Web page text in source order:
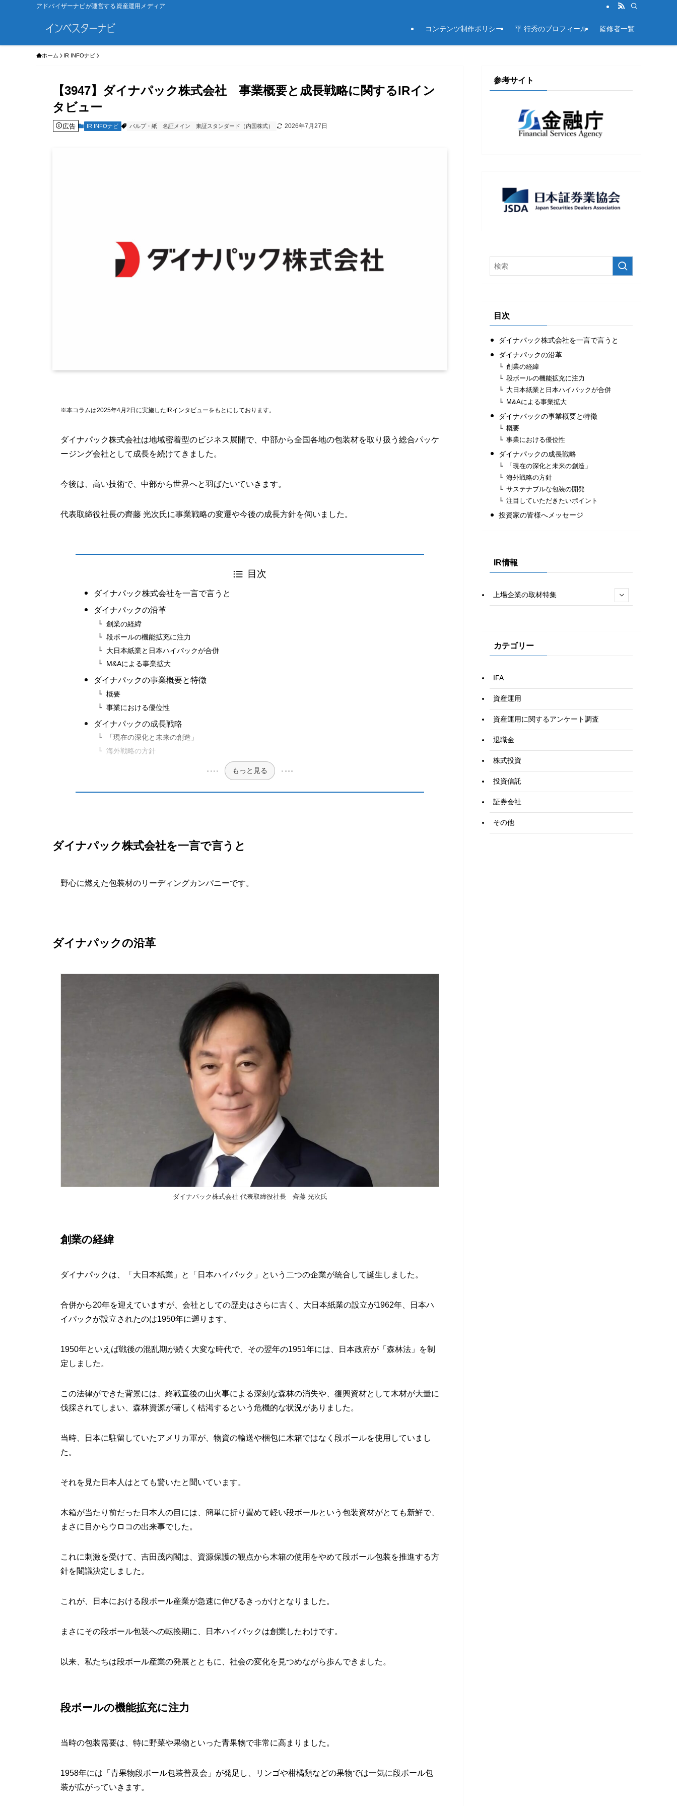
アドバイザーナビが運営する資産運用メディア
コンテンツ制作ポリシー 平 行秀のプロフィール 監修者一覧
ホーム IR INFOナビ
【3947】ダイナパック株式会社 事業概要と成長戦略に関するIRイン
タビュー
広告 IR INFOナビ パルプ・紙 名証メイン 東証スタンダード（内国株式） 2026年7月27日
※本コラムは2025年4月2日に実施したIRインタビューをもとにしております。
ダイナパック株式会社は地域密着型のビジネス展開で、中部から全国各地の包装材を取り扱う総合パッケ
ージング会社として成長を続けてきました。
今後は、高い技術で、中部から世界へと羽ばたいていきます。
代表取締役社長の齊藤 光次氏に事業戦略の変遷や今後の成長方針を伺いました。
目次
ダイナパック株式会社を一言で言うと
ダイナパックの沿革
創業の経緯
段ボールの機能拡充に注力
⼤⽇本紙業と⽇本ハイパックが合併
M&Aによる事業拡大
ダイナパックの事業概要と特徴
概要
事業における優位性
ダイナパックの成長戦略
「現在の深化と未来の創造」
海外戦略の方針
もっと見る
ダイナパック株式会社を一言で言うと
野心に燃えた包装材のリーディングカンパニーです。
ダイナパックの沿革
ダイナパック株式会社 代表取締役社長 齊藤 光次氏
創業の経緯
ダイナパックは、「大日本紙業」と「日本ハイパック」という二つの企業が統合して誕生しました。
合併から20年を迎えていますが、会社としての歴史はさらに古く、大日本紙業の設立が1962年、日本ハ
イパックが設立されたのは1950年に遡ります。
1950年といえば戦後の混乱期が続く大変な時代で、その翌年の1951年には、日本政府が「森林法」を制
定しました。
この法律ができた背景には、終戦直後の山火事による深刻な森林の消失や、復興資材として木材が大量に
伐採されてしまい、森林資源が著しく枯渇するという危機的な状況がありました。
当時、日本に駐留していたアメリカ軍が、物資の輸送や梱包に木箱ではなく段ボールを使用していまし
た。
それを見た日本人はとても驚いたと聞いています。
木箱が当たり前だった日本人の目には、簡単に折り畳めて軽い段ボールという包装資材がとても新鮮で、
まさに目からウロコの出来事でした。
これに刺激を受けて、吉田茂内閣は、資源保護の観点から木箱の使用をやめて段ボール包装を推進する方
針を閣議決定しました。
これが、日本における段ボール産業が急速に伸びるきっかけとなりました。
まさにその段ボール包装への転換期に、日本ハイパックは創業したわけです。
以来、私たちは段ボール産業の発展とともに、社会の変化を見つめながら歩んできました。
段ボールの機能拡充に注力
当時の包装需要は、特に野菜や果物といった青果物で非常に高まりました。
1958年には「青果物段ボール包装普及会」が発足し、リンゴや柑橘類などの果物では一気に段ボール包
装が広がっていきます。
参考サイト
目次
ダイナパック株式会社を一言で言うと
ダイナパックの沿革
創業の経緯
段ボールの機能拡充に注力
⼤⽇本紙業と⽇本ハイパックが合併
M&Aによる事業拡大
ダイナパックの事業概要と特徴
概要
事業における優位性
ダイナパックの成長戦略
「現在の深化と未来の創造」
海外戦略の方針
サステナブルな包装の開発
注目していただきたいポイント
投資家の皆様へメッセージ
IR情報
上場企業の取材特集
カテゴリー
IFA
資産運用
資産運用に関するアンケート調査
退職金
株式投資
投資信託
証券会社
その他